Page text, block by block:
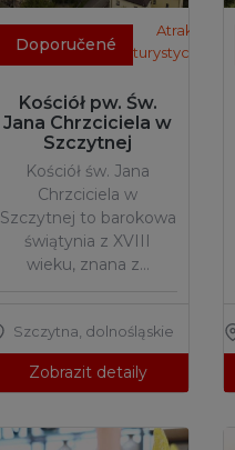
Doporučené
Atrakcje
turystyczne
Kościół pw. Św.
Jana Chrzciciela w
Szczytnej
Kościół św. Jana
Chrzciciela w
Szczytnej to barokowa
świątynia z XVIII
wieku, znana z…
Szczytna, dolnośląskie
Zobrazit detaily